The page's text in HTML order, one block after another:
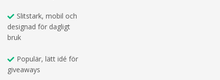
Slitstark, mobil och
designad för dagligt
bruk
Populär, lätt idé för
giveaways